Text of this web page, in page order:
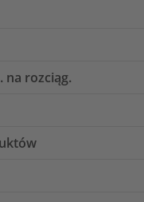
na rozciąg.